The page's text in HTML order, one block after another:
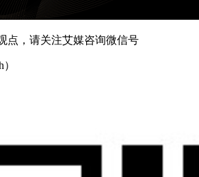
点，请关注艾媒咨询微信号